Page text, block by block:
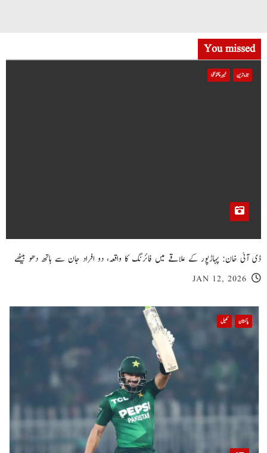
You missed
تازہ ترین خیبر پختونخوا
ڈی آئی خان: پہاڑپور کے علاقے میں فائرنگ کا واقعہ، دو افراد جان سے ہاتھ دھو بیٹھے
JAN 12, 2026
پاکستان کھیل